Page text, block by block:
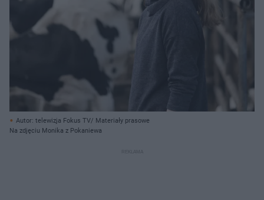
Autor: telewizja Fokus TV/ Materiały prasowe
Na zdjęciu Monika z Pokaniewa